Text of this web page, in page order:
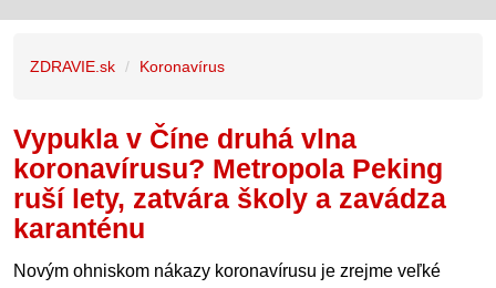
ZDRAVIE.sk Koronavírus
Vypukla v Číne druhá vlna
koronavírusu? Metropola Peking
ruší lety, zatvára školy a zavádza
karanténu
Novým ohniskom nákazy koronavírusu je zrejme veľké